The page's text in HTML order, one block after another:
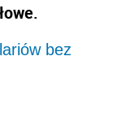
bez